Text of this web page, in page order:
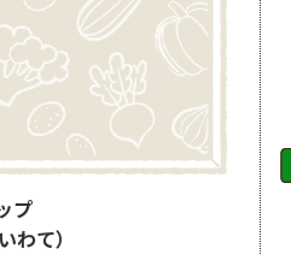
プ
わて）